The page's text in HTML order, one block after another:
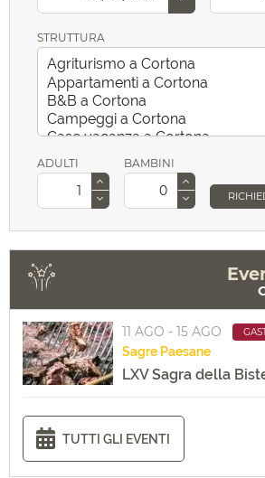
STRUTTURA
ADULTI BAMBINI
11 AGO - 15 AGO
Sagre Paesane
LXV Sagra della
TUTTI GLI EVENTI